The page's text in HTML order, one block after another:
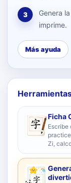
3
Genera
imprime.
Más ayuda
Ficha
Escribe
Zi,